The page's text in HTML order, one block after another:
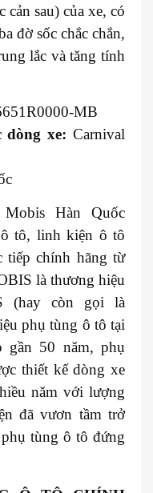
cản sau) của xe, có
đờ sốc chắc chắn,
lắc và tăng tính
MB
dòng xe: Carnival
Hàn Quốc
tô, linh kiện ô tô
tiếp chính hãng từ
là thương hiệu
(hay còn gọi là
phụ tùng ô tô tại
gần 50 năm, phụ
thiết kế dòng xe
năm với lượng
đã vươn tầm trở
tùng ô tô đứng